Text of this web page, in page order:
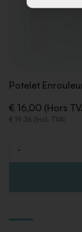
Potelet
€ 16,00 (Hors
€ 19,36 (Incl. TVA)
-